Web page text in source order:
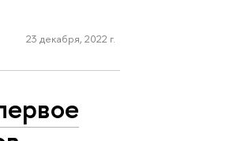
23 декабря, 2022 г.